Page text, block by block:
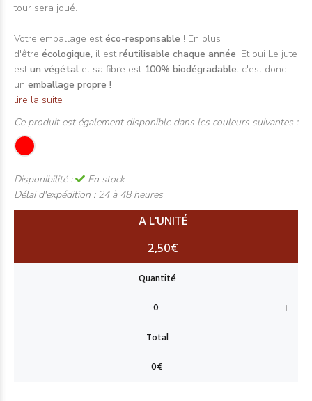
tour sera joué.
Votre emballage estéco-responsable ! En plus
d'être écologique, il estréutilisable chaque année. Et oui Le jute
estun végétal et sa fibre est 100% biodégradable. c'est donc
un emballage propre !
lire la suite
Ce produit est également disponible dans les couleurs suivantes :
Disponibilité :
En stock
Délai d'expédition : 24 à 48 heures
A L'UNITÉ
2,50€